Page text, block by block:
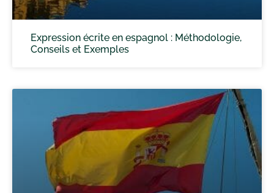
Expression écrite en espagnol : Méthodologie,
Conseils et Exemples